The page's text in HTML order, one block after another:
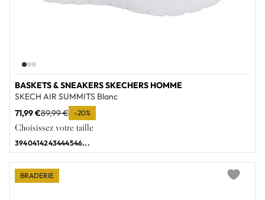
BASKETS & SNEAKERS SKECHERS HOMME
SKECH AIR SUMMITS Blanc
71,99 €89,99 € -20%
Choisissez votre taille
3940414243444546...
BRADERIE